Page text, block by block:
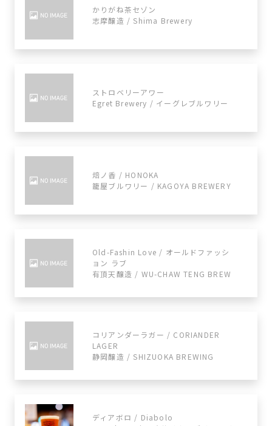
かりがね茶セゾン
志摩醸造 / Shima Brewery
ストロベリーアワー
Egret Brewery / イーグレブルワリー
焙ノ香 / HONOKA
籠屋ブルワリー / KAGOYA BREWERY
Old-Fashin Love / オールドファッシ
ョン ラブ
有頂天醸造 / WU-CHAW TENG BREW
コリアンダーラガー / CORIANDER
LAGER
静岡醸造 / SHIZUOKA BREWING
ディアボロ / Diabolo